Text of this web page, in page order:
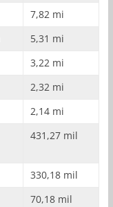
7,82 mi
5,31 mi
3,22 mi
2,32 mi
2,14 mi
431,27 mil
330,18 mil
70,18 mil